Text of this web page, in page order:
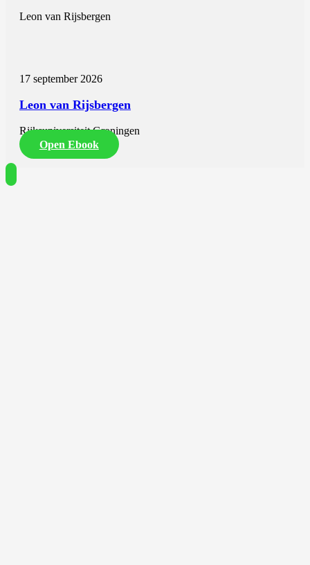
Leon van Rijsbergen
17 september 2026
Leon van Rijsbergen
Rijksuniversiteit Groningen
Open Ebook